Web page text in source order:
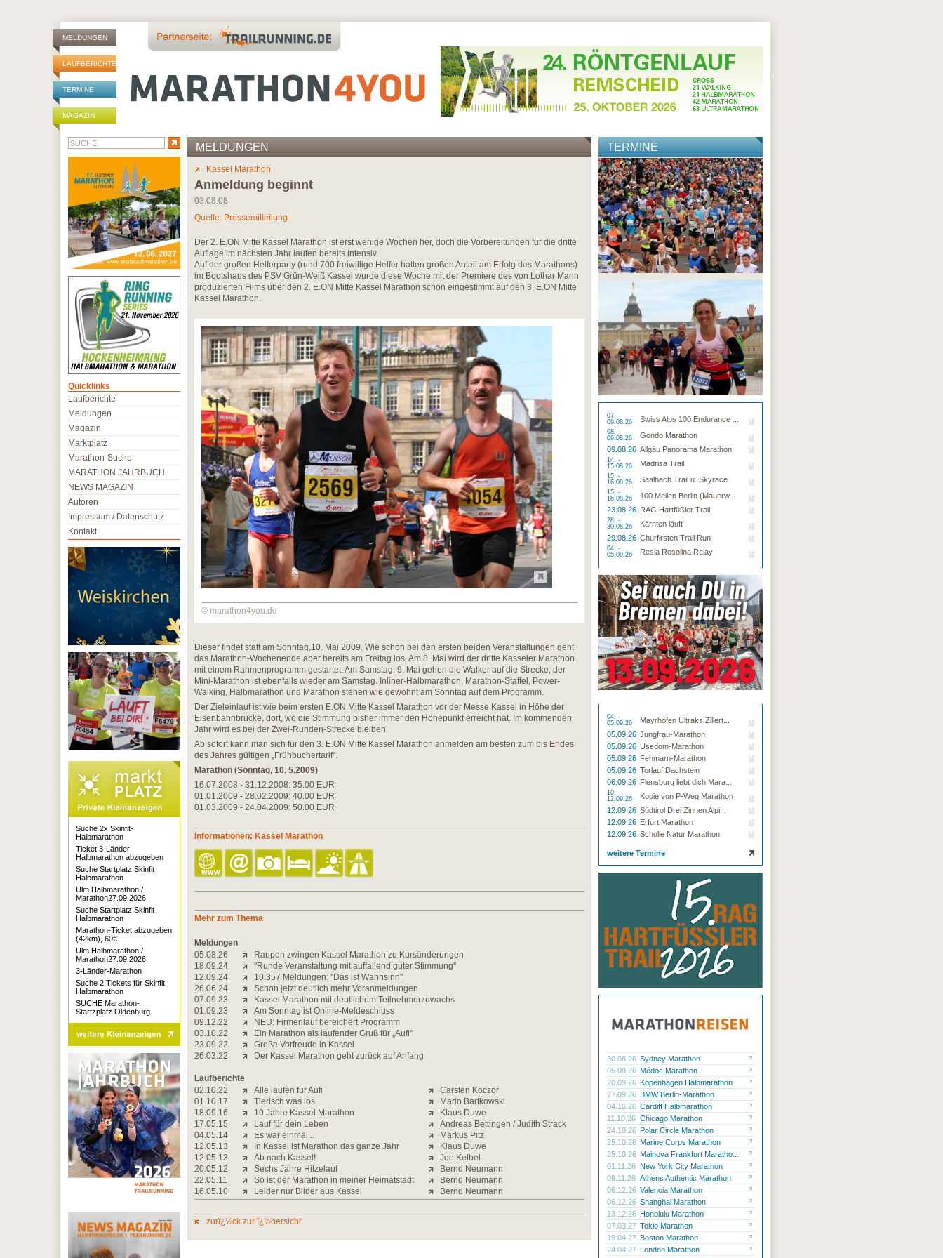
MELDUNGEN
LAUFBERICHTE
TERMINE
MAGAZIN
MELDUNGEN
Kassel Marathon
Anmeldung beginnt
03.08.08
Quelle: Pressemitteilung
Der 2. E.ON Mitte Kassel Marathon ist erst wenige Wochen her, doch die Vorbereitungen für die dritte
Auflage im nächsten Jahr laufen bereits intensiv.
Auf der großen Helferparty (rund 700 freiwillige Helfer hatten großen Anteil am Erfolg des Marathons)
im Bootshaus des PSV Grün-Weiß Kassel wurde diese Woche mit der Premiere des von Lothar Mann
produzierten Films über den 2. E.ON Mitte Kassel Marathon schon eingestimmt auf den 3. E.ON Mitte
Kassel Marathon.
© marathon4you.de
Dieser findet statt am Sonntag,10. Mai 2009. Wie schon bei den ersten beiden Veranstaltungen geht
das Marathon-Wochenende aber bereits am Freitag los. Am 8. Mai wird der dritte Kasseler Marathon
mit einem Rahmenprogramm gestartet. Am Samstag, 9. Mai gehen die Walker auf die Strecke, der
Mini-Marathon ist ebenfalls wieder am Samstag. Inliner-Halbmarathon, Marathon-Staffel, Power-
Walking, Halbmarathon und Marathon stehen wie gewohnt am Sonntag auf dem Programm.
Der Zieleinlauf ist wie beim ersten E.ON Mitte Kassel Marathon vor der Messe Kassel in Höhe der
Eisenbahnbrücke, dort, wo die Stimmung bisher immer den Höhepunkt erreicht hat. Im kommenden
Jahr wird es bei der Zwei-Runden-Strecke bleiben.
Ab sofort kann man sich für den 3. E.ON Mitte Kassel Marathon anmelden am besten zum bis Endes
des Jahres gültigen „Frühbuchertarif“.
Marathon (Sonntag, 10. 5.2009)
16.07.2008 - 31.12.2008: 35.00 EUR
01.01.2009 - 28.02.2009: 40.00 EUR
01.03.2009 - 24.04.2009: 50.00 EUR
Informationen: Kassel Marathon
Mehr zum Thema
Meldungen
05.08.26
Raupen zwingen Kassel Marathon zu Kursänderungen
18.09.24
''Runde Veranstaltung mit auffallend guter Stimmung''
12.09.24
10.357 Meldungen: ''Das ist Wahnsinn''
26.06.24
Schon jetzt deutlich mehr Voranmeldungen
07.09.23
Kassel Marathon mit deutlichem Teilnehmerzuwachs
01.09.23
Am Sonntag ist Online-Meldeschluss
09.12.22
NEU: Firmenlauf bereichert Programm
03.10.22
Ein Marathon als laufender Gruß für „Aufi“
23.09.22
Große Vorfreude in Kassel
26.03.22
Der Kassel Marathon geht zurück auf Anfang
Laufberichte
02.10.22
Alle laufen für Aufi
Carsten Koczor
01.10.17
Tierisch was los
Mario Bartkowski
18.09.16
10 Jahre Kassel Marathon
Klaus Duwe
17.05.15
Lauf für dein Leben
Andreas Bettingen / Judith Strack
04.05.14
Es war einmal...
Markus Pitz
12.05.13
In Kassel ist Marathon das ganze Jahr
Klaus Duwe
12.05.13
Ab nach Kassel!
Joe Kelbel
20.05.12
Sechs Jahre Hitzelauf
Bernd Neumann
22.05.11
So ist der Marathon in meiner Heimatstadt
Bernd Neumann
16.05.10
Leider nur Bilder aus Kassel Bernd Neumann
zurï¿½ck zur ï¿½bersicht
TERMINE
07. -
09.08.26
Swiss Alps 100 Endurance ...
08. -
09.08.26
Gondo Marathon
09.08.26 Allgäu Panorama Marathon
14. -
15.08.26
Madrisa Trail
15. -
16.08.26
Saalbach Trail u. Skyrace
15. -
16.08.26
100 Meilen Berlin (Mauerw...
23.08.26 RAG Hartfüßler Trail
28. -
30.08.26
Kärnten läuft
29.08.26 Churfirsten Trail Run
04. -
05.09.26
Resia Rosolina Relay
04. -
05.09.26
Mayrhofen Ultraks Zillert...
05.09.26 Jungfrau-Marathon
05.09.26 Usedom-Marathon
05.09.26 Fehmarn-Marathon
05.09.26 Torlauf Dachstein
06.09.26 Flensburg liebt dich Mara...
10. -
12.09.26
Kopie von P-Weg Marathon
12.09.26 Südtirol Drei Zinnen Alpi...
12.09.26 Erfurt Marathon
12.09.26 Scholle Natur Marathon
weitere Termine
30.08.26 Sydney Marathon
05.09.26 Médoc Marathon
20.09.26 Kopenhagen Halbmarathon
27.09.26 BMW Berlin-Marathon
04.10.26 Cardiff Halbmarathon
11.10.26 Chicago Marathon
24.10.26 Polar Circle Marathon
25.10.26 Marine Corps Marathon
25.10.26 Mainova Frankfurt Maratho...
01.11.26 New York City Marathon
09.11.26 Athens Authentic Marathon
06.12.26 Valencia Marathon
06.12.26 Shanghai Marathon
13.12.26 Honolulu Marathon
07.03.27 Tokio Marathon
19.04.27 Boston Marathon
24.04.27 London Marathon
Quicklinks
Laufberichte
Meldungen
Magazin
Marktplatz
Marathon-Suche
MARATHON JAHRBUCH
NEWS MAGAZIN
Autoren
Impressum / Datenschutz
Kontakt
Suche 2x Skinfit-
Halbmarathon
Ticket 3-Länder-
Halbmarathon abzugeben
Suche Startplatz Skinfit
Halbmarathon
Ulm Halbmarathon /
Marathon27.09.2026
Suche Startplatz Skinfit
Halbmarathon
Marathon-Ticket abzugeben
(42km), 60€
Ulm Halbmarathon /
Marathon27.09.2026
3-Länder-Marathon
Suche 2 Tickets für Skinfit
Halbmarathon
SUCHE Marathon-
Startzplatz Oldenburg